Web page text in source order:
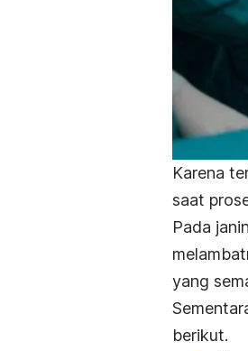
Karena
saat
Pada
yang
berikut.